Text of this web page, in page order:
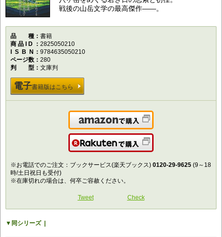
戦後の山岳文学の最高傑作――。
品種書籍
商品ID
2825050210
ISBN
9784635050210
ページ数
280
判型文庫判
電子書籍版はこちら
Amazonで購入
楽天で購入
※お電話でのご注文：ブックサービス(楽天ブックス) 0120-29-9625 (9～18
時/土日祝日も受付)
※在庫切れの場合は、何卒ご容赦ください。
Tweet Check
同シリーズ